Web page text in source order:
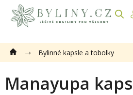
obsah
Bylinné kapsle a tobolky
Manayupa